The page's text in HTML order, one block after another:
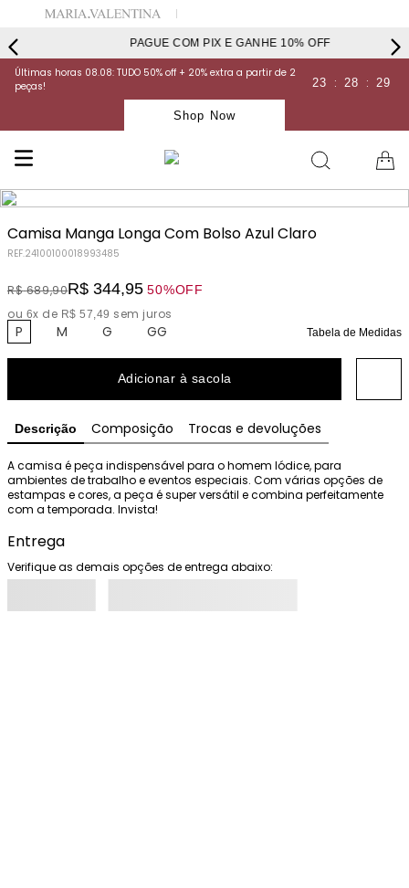
PAGUE COM PIX E GANHE 10% OFF
Últimas horas 08.08: TUDO 50% off + 20% extra a partir de 2
peças!
23 : 28 : 29
Shop Now
Camisa Manga Longa Com Bolso Azul Claro
REF.24100100018993485
R$ 689,90R$ 344,95 50%OFF
ou 6x de R$ 57,49 sem juros
P M G GG Tabela de Medidas
Adicionar à sacola
Descrição Composição Trocas e devoluções
A camisa é peça indispensável para o homem Iódice, para
ambientes de trabalho e eventos especiais. Com várias opções de
estampas e cores, a peça é super versátil e combina perfeitamente
com a temporada. Invista!
Entrega
Verifique as demais opções de entrega abaixo: